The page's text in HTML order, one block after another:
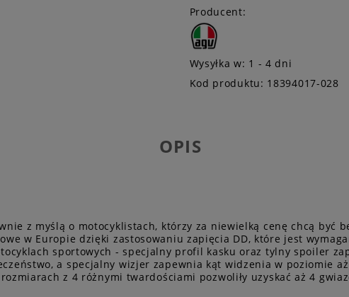
Producent:
Wysyłka w: 1 - 4 dni
Kod produktu: 18394017-028
OPIS
z myślą o motocyklistach, którzy za niewielką cenę chcą być
w Europie dzięki zastosowaniu zapięcia DD, które jest
sportowych - specjalny profil kasku oraz tylny spoiler
a specjalny wizjer zapewnia kąt widzenia w poziomie
z 4 różnymi twardościami pozwoliły uzyskać aż 4